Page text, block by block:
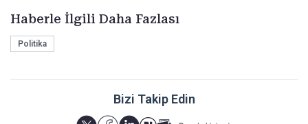
Haberle İlgili Daha Fazlası
Politika
Bizi Takip Edin